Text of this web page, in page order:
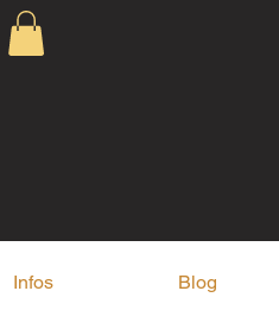
Infos Blog